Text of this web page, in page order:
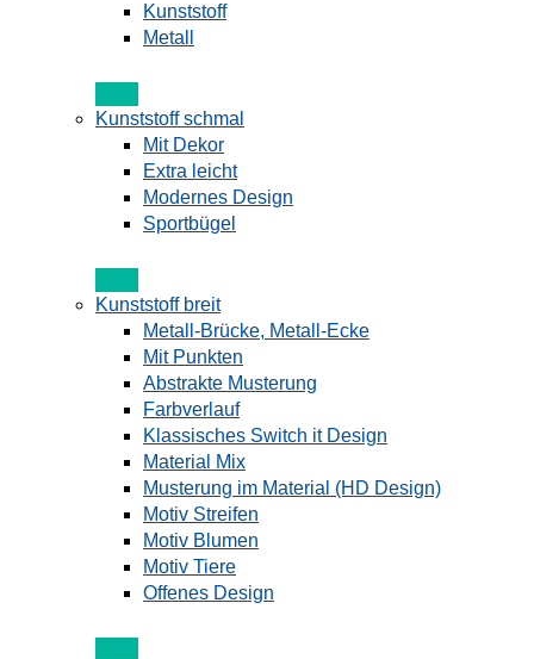
Kunststoff
Metall
Kunststoff schmal
Mit Dekor
Extra leicht
Modernes Design
Sportbügel
Kunststoff breit
Metall-Brücke, Metall-Ecke
Mit Punkten
Abstrakte Musterung
Farbverlauf
Klassisches Switch it Design
Material Mix
Musterung im Material (HD Design)
Motiv Streifen
Motiv Blumen
Motiv Tiere
Offenes Design